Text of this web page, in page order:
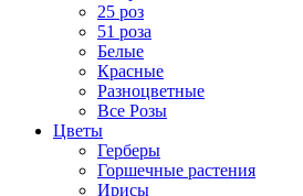
25 роз
51 роза
Белые
Красные
Разноцветные
Все Розы
Цветы
Герберы
Горшечные растения
Ирисы